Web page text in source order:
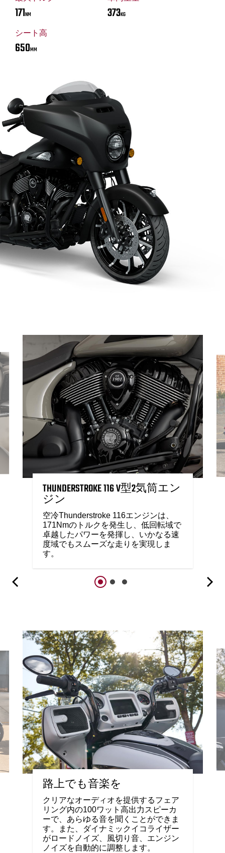
171NM 373KG
シート高
650MM
THUNDERSTROKE 116 V型2気筒エン
ジン
空冷Thunderstroke 116エンジンは、
171Nmのトルクを発生し、低回転域で
卓越したパワーを発揮し、いかなる速
度域でもスムーズな走りを実現しま
す。
路上でも音楽を
クリアなオーディオを提供するフェア
リング内の100ワット高出力スピーカ
ーで、あらゆる音を聞くことができま
す。また、ダイナミックイコライザー
がロードノイズ、風切り音、エンジン
ノイズを自動的に調整します。